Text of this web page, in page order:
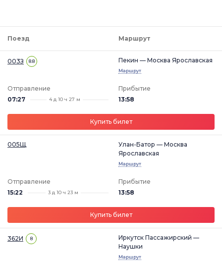
Поезд Маршрут
003З 8.8 Пекин — Москва Ярославская
Маршрут
Отправление
07:27
4 д 10 ч 27 м
Прибытие
13:58
Купить билет
005Щ
Улан-Батор — Москва
Ярославская
Маршрут
Отправление
15:22
3 д 10 ч 23 м
Прибытие
13:58
Купить билет
362И 8
Иркутск Пассажирский —
Наушки
Маршрут